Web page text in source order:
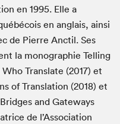
en 1995. Elle a
en anglais, ainsi
de Pierre Anctil. Ses
la monographie Telling
Translate (2017) et
of Translation (2018) et
and Gateways
de l’Association